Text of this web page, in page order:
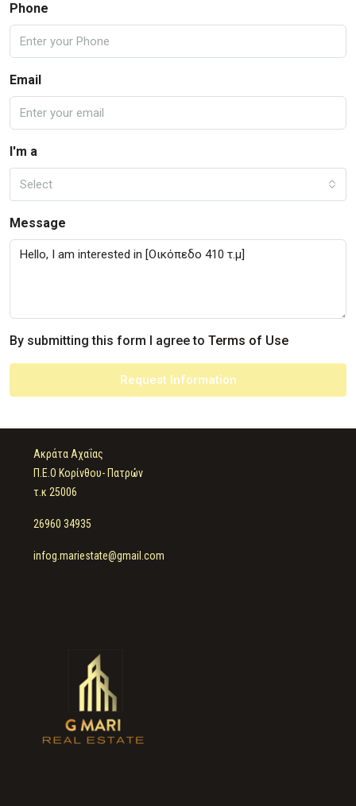
Phone
Email
I'm a
Select
Message
By submitting this form I agree to Terms of Use
Request Information
Ακράτα Αχαΐας
Π.Ε.Ο Κορίνθου- Πατρών
τ.κ 25006
26960 34935
infog.mariestate@gmail.com